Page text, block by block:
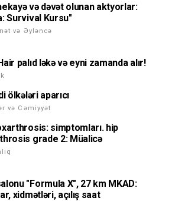
və dəvət olunan aktyorlar:
Survival Kursu"
və Əyləncə
palıd ləkə və eyni zamanda alır!
ölkələri aparıcı
və Cəmiyyət
simptomları. hip
grade 2: Müalicə
"Formula X", 27 km MKAD:
xidmətləri, açılış saat